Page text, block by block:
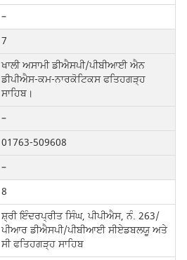
–
7
ਖਾਲੀ ਅਸਾਮੀ ਡੀਐਸਪੀ/ਪੀਬੀਆਈ ਐਨ
ਡੀਪੀਐਸ-ਕਮ-ਨਾਰਕੋਟਿਕਸ ਫਤਿਹਗੜ੍ਹ
ਸਾਹਿਬ।
–
01763-509608
–
8
ਸ਼੍ਰੀ ਇੰਦਰਪ੍ਰੀਤ ਸਿੰਘ, ਪੀਪੀਐਸ, ਨੰ. 263/
ਪੀਆਰ ਡੀਐਸਪੀ/ਪੀਬੀਆਈ ਸੀਏਡਬਲਯੂ ਅਤੇ
ਸੀ ਫਤਿਹਗੜ੍ਹ ਸਾਹਿਬ